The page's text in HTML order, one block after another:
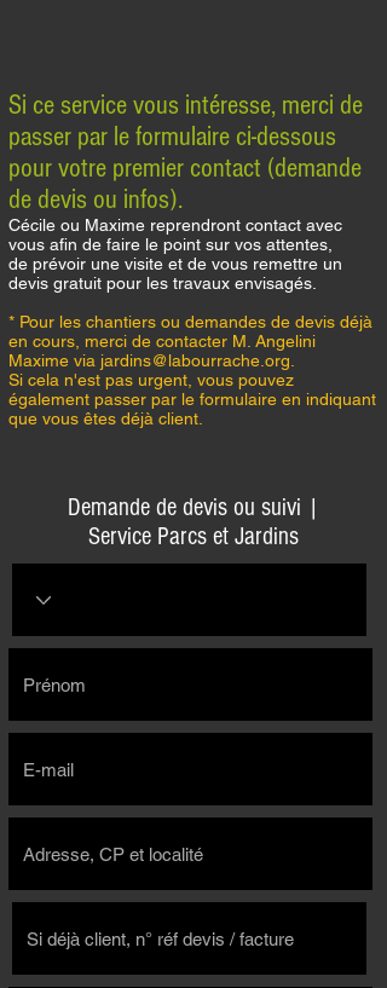
Si ce service vous intéresse, merci de
passer par le formulaire ci-dessous
pour votre premier contact (demande
de devis ou infos).
Cécile ou Maxime reprendront contact avec
vous afin de faire le point sur vos attentes,
de prévoir une visite et de vous remettre un
devis gratuit pour les travaux envisagés.
* Pour les chantiers ou demandes de devis déjà
en cours, merci de contacter M. Angelini
Maxime via jardins@labourrache.org
Si cela n'est pas urgent, vous pouvez
également passer par le formulaire en indiquant
que vous êtes déjà client.
Demande de devis ou suivi |
Service Parcs et Jardins